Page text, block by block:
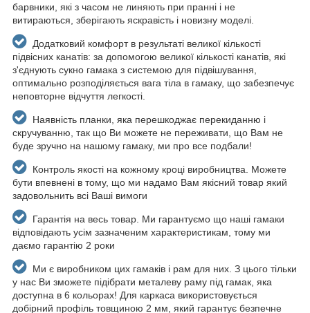
барвники, які з часом не линяють при пранні і не
витираються, зберігають яскравість і новизну моделі.
Додатковий комфорт в результаті великої кількості
підвісних канатів: за допомогою великої кількості канатів, які
з'єднують сукно гамака з системою для підвішування,
оптимально розподіляється вага тіла в гамаку, що забезпечує
неповторне відчуття легкості.
Наявність планки, яка перешкоджає перекиданню і
скручуванню, так що Ви можете не переживати, що Вам не
буде зручно на нашому гамаку, ми про все подбали!
Контроль якості на кожному кроці виробництва. Можете
бути впевнені в тому, що ми надамо Вам якісний товар який
задовольнить всі Ваші вимоги
Гарантія на весь товар. Ми гарантуємо що наші гамаки
відповідають усім зазначеним характеристикам, тому ми
даємо гарантію 2 роки
Ми є виробником цих гамаків і рам для них. З цього тільки
у нас Ви зможете підібрати металеву раму під гамак, яка
доступна в 6 кольорах! Для каркаса використовується
добірний профіль товщиною 2 мм, який гарантує безпечне